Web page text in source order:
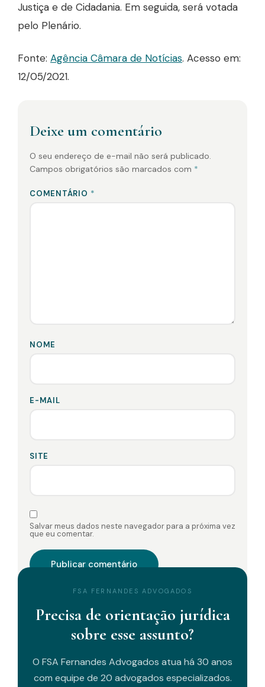
Justiça e de Cidadania. Em seguida, será votada
pelo Plenário.​
Fonte: Agência Câmara de Notícias. Acesso em:
12/05/2021.
Deixe um comentário
O seu endereço de e-mail não será publicado.
Campos obrigatórios são marcados com *
COMENTÁRIO *
NOME
E-MAIL
SITE
Salvar meus dados neste navegador para a próxima vez
que eu comentar.
FSA FERNANDES ADVOGADOS
Precisa de orientação jurídica
sobre esse assunto?
O FSA Fernandes Advogados atua há 30 anos
com equipe de 20 advogados especializados.